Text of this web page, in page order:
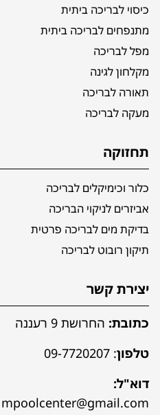
כיסוי לבריכה ביתית
מתנפחים לבריכה ביתית
מפל לבריכה
מקלחון לגינה
תאורה לבריכה
מעקה לבריכה
תחזוקה
כלור וכימיקלים לבריכה
אביזרים לניקוי הבריכה
בדיקת מים לבריכה פרטית
תיקון רובוט לבריכה
יצירת קשר
כתובת: החרושת 9 רעננה
טלפון:
09-7720207
דוא"ל:
mpoolcenter@gmail.com